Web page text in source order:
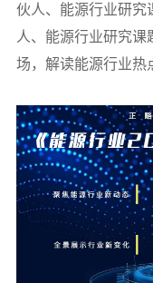
伙人、能源行业研究
人、能源行业研究
场，解读能源行业热